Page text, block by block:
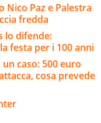
Paz e Palestra
fredda
lo difende:
festa per i 100 anni
caso: 500 euro
cosa prevede